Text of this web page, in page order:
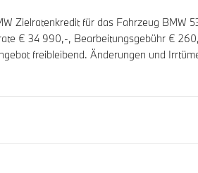
Zielratenkredit für das Fahrzeug
€ 34 990,-, Bearbeitungsgebühr €
freibleibend. Änderungen und